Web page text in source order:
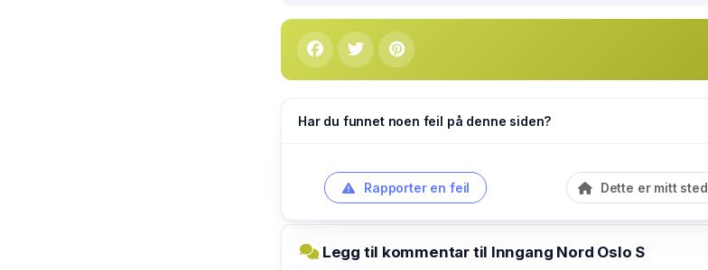
Har du funnet noen feil på denne siden?
Rapporter en feil Dette er mitt sted
Legg til kommentar til Inngang Nord Oslo S